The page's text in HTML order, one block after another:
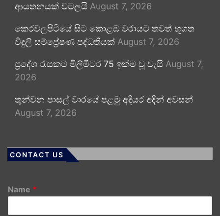
ආයතනයක් වටලයි August 7, 2026
කෙරවලපිටියේ සිට කොළඹ වරායට තවත් භූගත
විදුලි සම්ප්‍රේෂණ පද්ධතියක් August 7, 2026
ප්‍රදේශ රැසකට මිලිමීටර 75 ඉක්ම වූ වැසි August 7,
2026
තුන්වන පාසල් වාරයේ පළමු අදියර අදින් අවසන්
August 7, 2026
CONTACT US
Name *